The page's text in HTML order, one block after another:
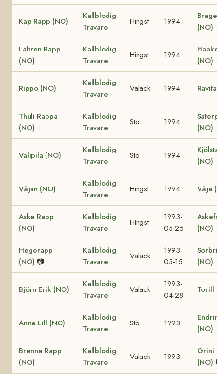
Kap Rapp (NO)
Kallblodig
Travare
Hingst 1994
(NO)
Lähren Rapp
(NO)
Kallblodig
Travare
Hingst 1994
(NO)
Rippo (NO)
Kallblodig
Travare
Valack 1994
Thuli Rappa
(NO)
Kallblodig
Travare
Sto 1994
(NO)
Valipila (NO)
Kallblodig
Travare
Sto 1994
(NO)
Våjan (NO)
Kallblodig
Travare
Hingst 1994 Våja
Aske Rapp
(NO)
Kallblodig
Travare
Hingst
1993-
05-25
(NO)
Hegerapp
(NO) 📷
Kallblodig
Travare
Valack
1993-
05-15
(NO)
Björn Erik (NO)
Kallblodig
Travare
Valack
1993-
04-28
Torill
Anne Lill (NO)
Kallblodig
Travare
Sto 1993
(NO)
Brenne Rapp
(NO)
Kallblodig
Travare
Valack 1993
Grini
(NO)